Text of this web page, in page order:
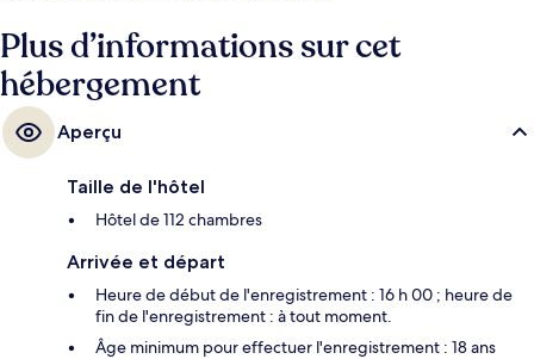
Plus d’informations sur cet
hébergement
Aperçu
Taille de l'hôtel
Hôtel de 112 chambres
Arrivée et départ
Heure de début de l'enregistrement : 16 h 00 ; heure de
fin de l'enregistrement : à tout moment.
Âge minimum pour effectuer l'enregistrement : 18 ans